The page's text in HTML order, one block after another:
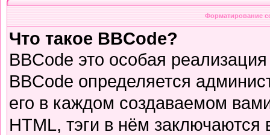
Форматирование
Что такое BBCode?
BBCode это особая
BBCode определяется
его в каждом создаваемом
HTML, тэги в нём